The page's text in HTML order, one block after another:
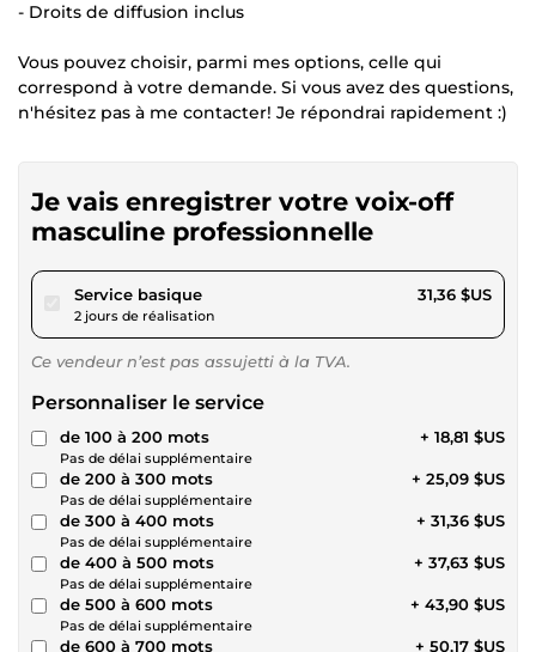
- Droits de diffusion inclus
Vous pouvez choisir, parmi mes options, celle qui
correspond à votre demande. Si vous avez des questions,
n'hésitez pas à me contacter! Je répondrai rapidement :)
Je vais enregistrer votre voix-off
masculine professionnelle
Service basiquepour 28,90 $US
2 jours de réalisation
31,36 $US
Ce vendeur n’est pas assujetti à la TVA.
Personnaliser le service
de 100 à 200 mots
Pas de délai supplémentaire
+ 18,81 $US
de 200 à 300 mots
Pas de délai supplémentaire
+ 25,09 $US
de 300 à 400 mots
Pas de délai supplémentaire
+ 31,36 $US
de 400 à 500 mots
Pas de délai supplémentaire
+ 37,63 $US
de 500 à 600 mots
Pas de délai supplémentaire
+ 43,90 $US
de 600 à 700 mots + 50,17 $US